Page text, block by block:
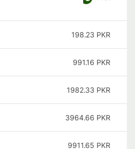
198.23 PKR
991.16 PKR
1982.33 PKR
3964.66 PKR
9911.65 PKR